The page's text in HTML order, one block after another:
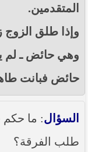
المتقدمين.
وإذا طلق الزوج
وهي حائض ـ لم
حائض فبانت
السؤال: ما
طلب الفرقة؟